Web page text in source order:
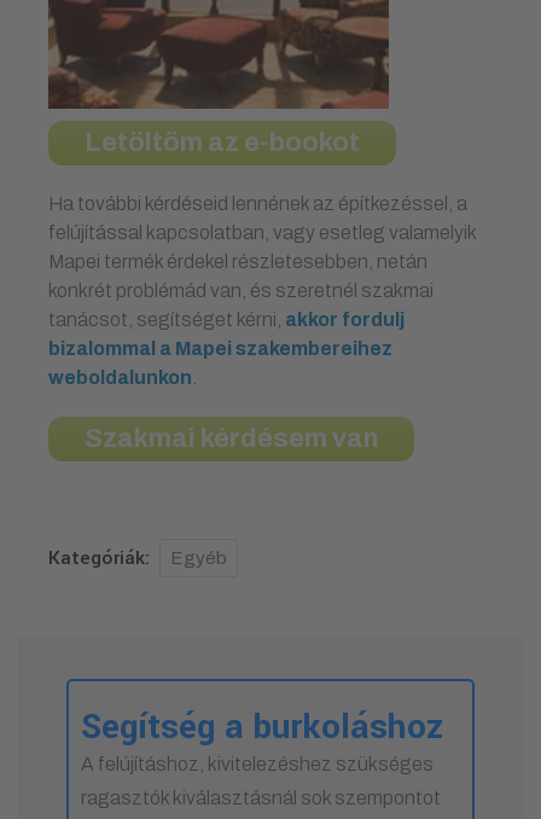
Letöltöm az e-bookot
Ha további kérdéseid lennének az építkezéssel, a
felújítással kapcsolatban, vagy esetleg valamelyik
Mapei termék érdekel részletesebben, netán
konkrét problémád van, és szeretnél szakmai
tanácsot, segítséget kérni, akkor fordulj
bizalommal a Mapei szakembereihez
weboldalunkon
Szakmai kérdésem van
Kategóriák: Egyéb
Segítség a burkoláshoz
A felújításhoz, kivitelezéshez szükséges
ragasztók kiválasztásnál sok szempontot